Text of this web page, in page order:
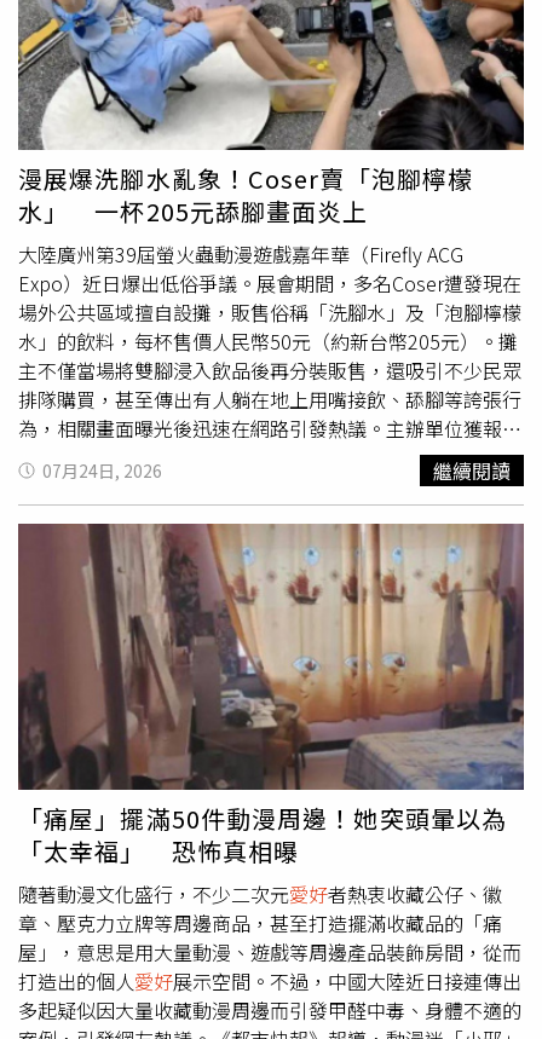
張，名額有限、送完為止。（圖／品牌提供）持續創新書店
空間體驗，博客來旗艦書店持續關注年輕潮流趨勢，陸續跨
海與美國、日本、澳洲等國家知名國際文具品牌合作，如今
年6月與義大利MOLESKINE擴大合作設立期間限定專區，
引進高人氣的手帳、筆記本、素描組、後背包等超過200款
選擇，還有魔戒、愛麗絲夢遊仙境聯名新品；觀察療癒系IP
當道，即日起引進英國品牌Jellycat、noodoll等超過60款
絨毛玩偶系列，同步開賣最新「盛夏出遊去」系列款式；復
古攝影文藝復興再起，現貨開賣美國品牌柯達相機經典的
M35底片相機，底片獨特的色調及顆粒感，讓按下快門捕捉
美好瞬間的意義更加深遠，書店也同時販售深受年輕學子喜
愛的「Kodak Charmera 迷你數位相機鑰匙圈盲盒」，用拇
指大小的相機拍出多種濾鏡風采；還有兼具出遊實用與穿搭
靈感的香港品牌hellolulu 逾20多款多功能包袋，以及寶可
夢專區8月7日同步上市限量集換式卡牌-綠寶石風暴，現貨
開賣、不用等待！（圖／品牌提供）（圖／品牌提供）（圖
／品牌提供）此外，「CupiCho 丘彼巧全球精品巧克力專門
店」同慶進駐DREAM PLAZA一週年，期望持續帶給消費者
來自世界各地的精緻味蕾體驗，7月24日起至8月2日止限時
10天推出多重優惠與驚喜好禮，包含天天皆有精選的一款話
題商品優惠價、全店消費不限金額享88折；消費滿888元抽
品牌週邊好禮 、滿1500元送折扣優惠券 、滿3600元再送日
本刺繡包x1 (款式隨機，數量有限送完為止)，其中五、六、
日周末的「巧開心扉日」還可享有85折限定優惠；推薦必買
1,200元的「限量超值福袋」，(價值3,635元)，精選3款質
感巧克力禮盒，不管是送禮或自己享用都能成為最好的犒
賞。（圖／品牌提供）
有對象介意她的外地人身份，導致配對屢屢受挫。但劉女向
婚介公司反映問題，業者竟表示，她還需追加至28888元
（約新台幣13萬元）升級VIP後，才能匹配「優質對象」；
對此，劉女憤而提出申訴，批業者安排的對象與條件不符，
且每次碰面僅聊2、3分鐘便結束，像是被詐騙。此外，劉女
進一步指控，當初工作人員要她先付款才拿出合約，導致她
未及細審條款且手頭無合約留底，權益受損。面對劉女的控
訴，婚介公司則大喊委屈，強調相親講求門當戶對。業者指
出，劉女最初要求男方年薪20萬元（約新台幣90萬元），
後續卻提高至年薪百萬元（約新台幣450萬元）。先前曾安
排身高179公分且任職公家機關的男士，條件尚可卻遭劉女
挑剔，且劉女經常電話爭吵，讓工作人員壓力巨大。雙方矛
盾持續發酵，劉女要求繼續安排合適對象或退費，業者則強
調服務已到期且對方訴求過高。溝通過程中雙方爆發爭執，
紅娘甚至提及劉女曾涉嫌婚托的網路傳言，隨即遭到劉女當
場嚴正否認。不過劉女日前已向當地市場監管部門檢舉，相
關單位已聯絡上涉事企業，將進一步了解釐清。
漫展爆洗腳水亂象！Coser賣「泡腳檸檬
水」 一杯205元舔腳畫面炎上
大陸廣州第39屆螢火蟲動漫遊戲嘉年華（Firefly ACG
Expo）近日爆出低俗爭議。展會期間，多名Coser遭發現在
場外公共區域擅自設攤，販售俗稱「洗腳水」及「泡腳檸檬
水」的飲料，每杯售價人民幣50元（約新台幣205元）。攤
主不僅當場將雙腳浸入飲品後再分裝販售，還吸引不少民眾
排隊購買，甚至傳出有人躺在地上用嘴接飲、舔腳等誇張行
為，相關畫面曝光後迅速在網路引發熱議。主辦單位獲報後
已第一時間介入，將所有涉事人員驅離，並強調將全面杜絕
類似低俗行為。有目擊者指出，現場甚至出現排隊購買、躺
地接飲及舔腳等誇張行為，引發外界熱議。綜合陸媒報導，
事件發生於7月17日至20日舉辦的第39屆廣州螢火蟲動漫遊
戲嘉年華。根據現場影片及多名目擊者描述，多名Coser未
經主辦單位核准，在展場外公共區域私自設攤，以「洗腳
水」、「泡腳檸檬水」為號召販售特色飲品，攤位雖標示
「純屬娛樂」，實際販售方式卻引發巨大爭議。現場畫面顯
示，攤主直接將雙腳浸泡在裝有飲料的容器中，再將飲品分
裝販售，每杯售價人民幣50元（約新台幣205元）。令人傻
眼的是，不少民眾不僅沒有排斥，反而排隊購買，甚至有人
直接躺在地上用嘴接飲，還有人做出舔腳等誇張舉動，引來
大批圍觀民眾拍照錄影，也讓不少一般遊客及動漫迷直呼難
以接受，認為早已超出角色扮演、互動娛樂及網路玩梗的合
理範圍。不少網友指出，這種販售「洗腳水」的玩法，其實
是模仿日前美國加州FanimeCon動漫展曾出現的爭議事件。
當時有Coser推出所謂「腳汁」飲品，依不同互動方式訂定
收費標準，包括浸泡飲料、直接將飲料淋過腳部後飲用等內
容，以獵奇手法吸引話題，在社群平台掀起廣泛討論。事件
發生後，網路一度流傳有消費者飲用後出現肺部感染，甚至
07月24日, 2026 繼續閱讀
「痛屋」擺滿50件動漫周邊！她突頭暈以為
「太幸福」 恐怖真相曝
隨著動漫文化盛行，不少二次元愛好者熱衷收藏公仔、徽
章、壓克力立牌等周邊商品，甚至打造擺滿收藏品的「痛
屋」，意思是用大量動漫、遊戲等周邊產品裝飾房間，從而
打造出的個人愛好展示空間。不過，中國大陸近日接連傳出
多起疑似因大量收藏動漫周邊而引發甲醛中毒、身體不適的